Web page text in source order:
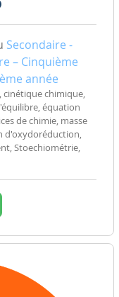
Secondaire -
– Cinquième
année
cinétique chimique,
équation
de chimie, masse
d'oxydoréduction,
Stoechiométrie,